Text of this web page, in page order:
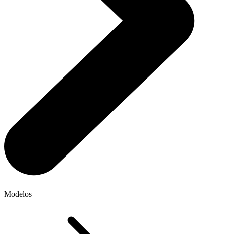
Modelos